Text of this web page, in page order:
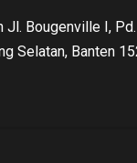
Jl. Bougenville I,
Selatan, Banten